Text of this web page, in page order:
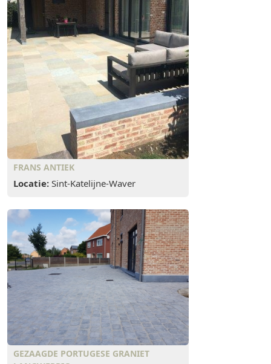
FRANS ANTIEK
Locatie: Sint-Katelijne-Waver
GEZAAGDE PORTUGESE GRANIET